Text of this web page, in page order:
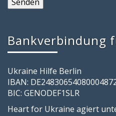
Bankverbindung
Ukraine Hilfe Berlin
IBAN:
BIC: GENODEF1SLR
Heart for Ukraine agiert